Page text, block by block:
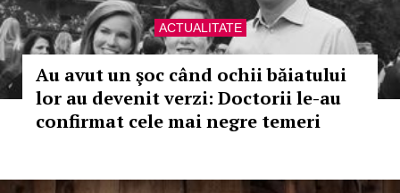
ACTUALITATE
Au avut un şoc când ochii băiatului
lor au devenit verzi: Doctorii le-au
confirmat cele mai negre temeri